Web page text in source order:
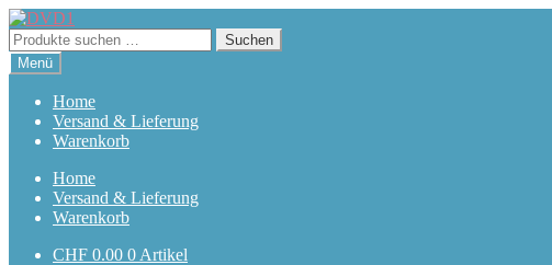
Zur
Navigation
springen
Zum
Inhalt
springen
Suchen
nach:
Suchen
Menü
Home
Versand & Lieferung
Warenkorb
Home
Versand & Lieferung
Warenkorb
CHF 0.00 0 Artikel